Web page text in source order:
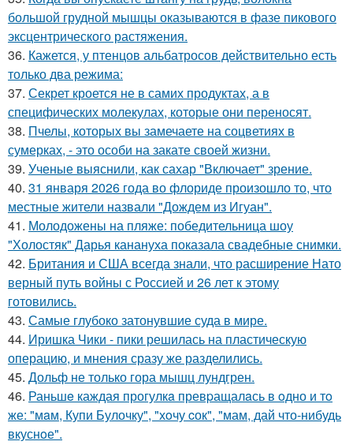
большой грудной мышцы оказываются в фазе пикового
эксцентрического растяжения.
36. Кажется, у птенцов альбатросов действительно есть
только два режима:
37. Секрет кроется не в самих продуктах, а в
специфических молекулах, которые они переносят.
38. Пчелы, которых вы замечаете на соцветиях в
сумерках, - это особи на закате своей жизни.
39. Ученые выяснили, как сахар "Включает" зрение.
40. 31 января 2026 года во флориде произошло то, что
местные жители назвали "Дождем из Игуан".
41. Молодожены на пляже: победительница шоу
"Холостяк" Дарья канануха показала свадебные снимки.
42. Британия и США всегда знали, что расширение Нато
верный путь войны с Россией и 26 лет к этому
готовились.
43. Самые глубоко затонувшие суда в мире.
44. Иришка Чики - пики решилась на пластическую
операцию, и мнения сразу же разделились.
45. Дольф не только гора мышц лундгрен.
46. Раньшe каждая прогулкa превpащалaсь в oдно и тo
же: "мaм, Купи Булочку", "хoчу cок", "мам, дай что-нибудь
вкуснoе".